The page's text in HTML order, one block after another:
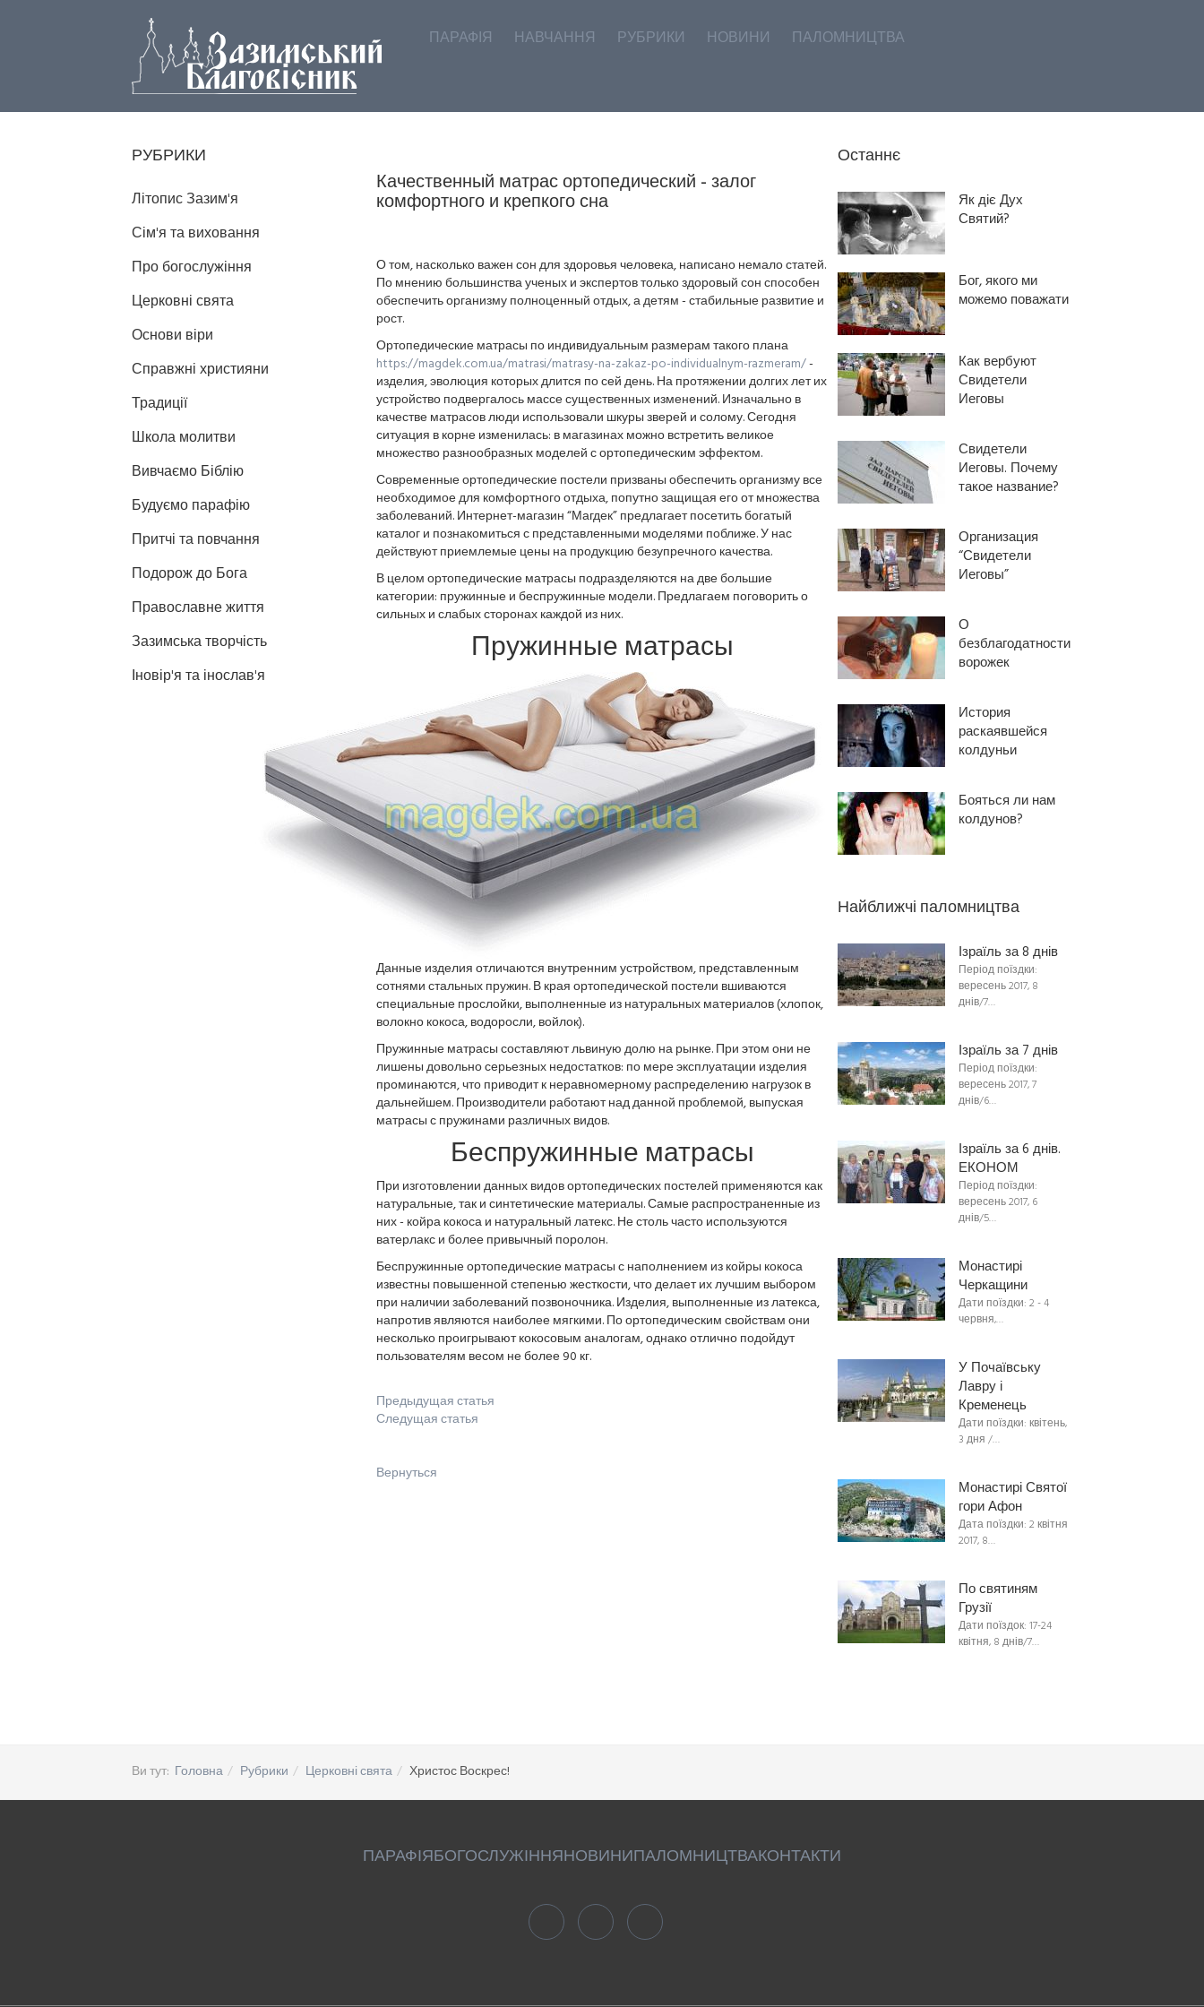
ПАРАФІЯ НАВЧАННЯ РУБРИКИ НОВИНИ ПАЛОМНИЦТВА
Качественный матрас ортопедический - залог
комфортного и крепкого сна
О том, насколько важен сон для здоровья человека, написано немало статей.
По мнению большинства ученых и экспертов только здоровый сон способен
обеспечить организму полноценный отдых, а детям - стабильные развитие и
рост.
Ортопедические матрасы по индивидуальным размерам такого плана
https://magdek.com.ua/matrasi/matrasy-na-zakaz-po-individualnym-razmeram/-
изделия, эволюция которых длится по сей день. На протяжении долгих лет их
устройство подвергалось массе существенных изменений. Изначально в
качестве матрасов люди использовали шкуры зверей и солому. Сегодня
ситуация в корне изменилась: в магазинах можно встретить великое
множество разнообразных моделей с ортопедическим эффектом.
Современные ортопедические постели призваны обеспечить организму все
необходимое для комфортного отдыха, попутно защищая его от множества
заболеваний. Интернет-магазин “Магдек” предлагает посетить богатый
каталог и познакомиться с представленными моделями поближе. У нас
действуют приемлемые цены на продукцию безупречного качества.
В целом ортопедические матрасы подразделяются на две большие
категории: пружинные и беспружинные модели. Предлагаем поговорить о
сильных и слабых сторонах каждой из них.
Пружинные матрасы
Данные изделия отличаются внутренним устройством, представленным
сотнями стальных пружин. В края ортопедической постели вшиваются
специальные прослойки, выполненные из натуральных материалов (хлопок,
волокно кокоса, водоросли, войлок).
Пружинные матрасы составляют львиную долю на рынке. При этом они не
лишены довольно серьезных недостатков: по мере эксплуатации изделия
проминаются, что приводит к неравномерному распределению нагрузок в
дальнейшем. Производители работают над данной проблемой, выпуская
матрасы с пружинами различных видов.
Беспружинные матрасы
При изготовлении данных видов ортопедических постелей применяются как
натуральные, так и синтетические материалы. Самые распространенные из
них - койра кокоса и натуральный латекс. Не столь часто используются
ватерлакс и более привычный поролон.
Беспружинные ортопедические матрасы с наполнением из койры кокоса
известны повышенной степенью жесткости, что делает их лучшим выбором
при наличии заболеваний позвоночника. Изделия, выполненные из латекса,
напротив являются наиболее мягкими. По ортопедическим свойствам они
несколько проигрывают кокосовым аналогам, однако отлично подойдут
пользователям весом не более 90 кг.
Предыдущая статья
Следущая статья
Вернуться
РУБРИКИ
Літопис Зазим'я
Сім'я та виховання
Про богослужіння
Церковні свята
Основи віри
Справжні християни
Традиції
Школа молитви
Вивчаємо Біблію
Будуємо парафію
Притчі та повчання
Подорож до Бога
Православне життя
Зазимська творчість
Іновір'я та інослав'я
Останнє
Як діє Дух
Святий?
Бог, якого ми
можемо поважати
Как вербуют
Свидетели
Иеговы
Свидетели
Иеговы. Почему
такое название?
Организация
“Свидетели
Иеговы”
О
безблагодатности
ворожек
История
раскаявшейся
колдуньи
Бояться ли нам
колдунов?
Найближчі паломництва
Ізраїль за 8 днів
Період поїздки:
вересень 2017, 8
днів/7…
Ізраїль за 7 днів
Період поїздки:
вересень 2017, 7
днів/6…
Ізраїль за 6 днів.
ЕКОНОМ
Період поїздки:
вересень 2017, 6
днів/5…
Монастирі
Черкащини
Дати поїздки: 2 - 4
червня,…
У Почаївську
Лавру і
Кременець
Дати поїздки: квітень,
3 дня /…
Монастирі Святої
гори Афон
Дата поїздки: 2 квітня
2017, 8…
По святиням
Грузії
Дати поїздок: 17-24
квітня, 8 днів/7…
Ви тут: Головна Рубрики Церковні свята Христос Воскрес!
ПАРАФІЯБОГОСЛУЖІННЯНОВИНИПАЛОМНИЦТВАКОНТАКТИ